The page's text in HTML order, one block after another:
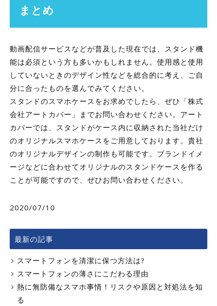
まとめ
動画配信サービスなどが普及した現在では、スタンド機
能は必須という方も多いかもしれません。使用感と使用
していないときのデザイン性などを総合的に考え、ご自
分に合ったものを選んでみてください。
スタンドのスマホケースをお求めでしたら、ぜひ「株式
会社アートカバー」までお問い合わせください。アート
カバーでは、スタンドがケース内に収納された当社だけ
のオリジナルスマホケースをご用意しております。貴社
のオリジナルデザインの制作も可能です。ブランドイメ
ージなどに合わせてオリジナルのスタンドケースを作る
ことが可能ですので、ぜひお問い合わせください。
2020/07/10
最新の記事
スマートフォンを清潔に保つ方法は?
スマートフォンの薄さにこだわる理由
熱に無防備なスマホ事情！リスクや原因と対処法を知
る